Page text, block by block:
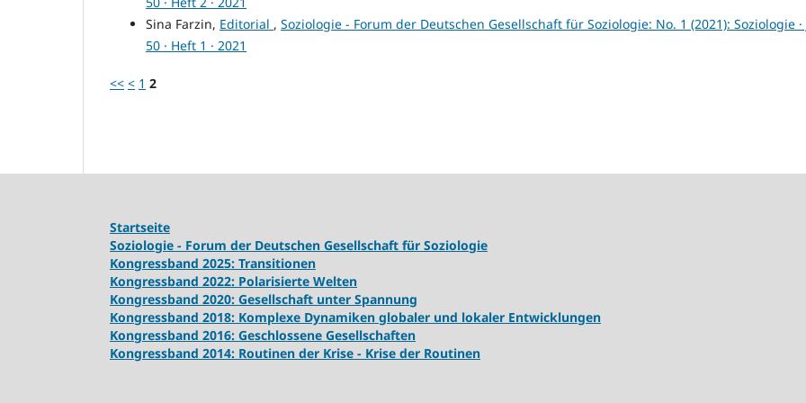
Sina Farzin, Editorial , Soziologie - Forum der Deutschen Gesellschaft für Soziologie: No. 1 (2021): Soziologie ·
50 · Heft 1 · 2021
<< < 1 2
Startseite
Soziologie - Forum der Deutschen Gesellschaft für Soziologie
Kongressband 2025: Transitionen
Kongressband 2022: Polarisierte Welten
Kongressband 2020: Gesellschaft unter Spannung
Kongressband 2018: Komplexe Dynamiken globaler und lokaler Entwicklungen
Kongressband 2016: Geschlossene Gesellschaften
Kongressband 2014: Routinen der Krise - Krise der Routinen